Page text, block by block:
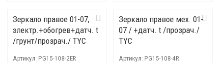
Зеркало правое 01-07,
электр.+обогрев+датч. t
/грунт/прозрач./ TYC
Артикул: PG15-108-2ER
Зеркало правое мех. 01-
07 / +датч. t /прозрач./
TYC
Артикул: PG15-108-4R